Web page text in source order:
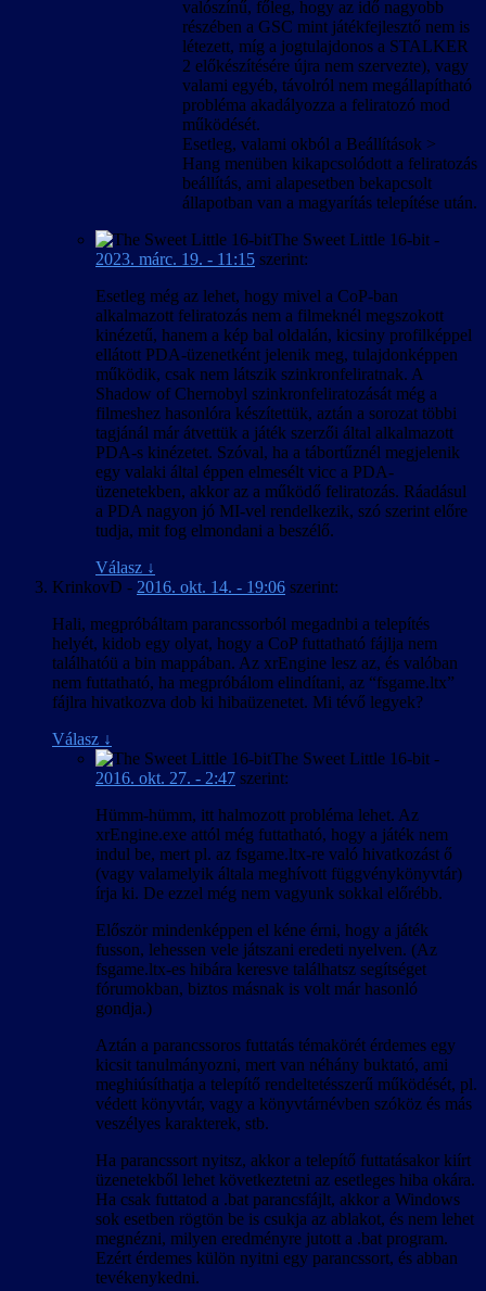
valószínű, főleg, hogy az idő nagyobb
részében a GSC mint játékfejlesztő nem is
létezett, míg a jogtulajdonos a STALKER
2 előkészítésére újra nem szervezte), vagy
valami egyéb, távolról nem megállapítható
probléma akadályozza a feliratozó mod
működését.
Esetleg, valami okból a Beállítások >
Hang menüben kikapcsolódott a feliratozás
beállítás, ami alapesetben bekapcsolt
állapotban van a magyarítás telepítése után.
The Sweet Little 16-bit -
2023. márc. 19. - 11:15 szerint:
Esetleg még az lehet, hogy mivel a CoP-ban
alkalmazott feliratozás nem a filmeknél megszokott
kinézetű, hanem a kép bal oldalán, kicsiny profilképpel
ellátott PDA-üzenetként jelenik meg, tulajdonképpen
működik, csak nem látszik szinkronfeliratnak. A
Shadow of Chernobyl szinkronfeliratozását még a
filmeshez hasonlóra készítettük, aztán a sorozat többi
tagjánál már átvettük a játék szerzői által alkalmazott
PDA-s kinézetet. Szóval, ha a tábortűznél megjelenik
egy valaki által éppen elmesélt vicc a PDA-
üzenetekben, akkor az a működő feliratozás. Ráadásul
a PDA nagyon jó MI-vel rendelkezik, szó szerint előre
tudja, mit fog elmondani a beszélő.
Válasz ↓
KrinkovD - 2016. okt. 14. - 19:06 szerint:
Hali, megpróbáltam parancssorból megadnbi a telepítés
helyét, kidob egy olyat, hogy a CoP futtatható fájlja nem
találhatóü a bin mappában. Az xrEngine lesz az, és valóban
nem futtatható, ha megpróbálom elindítani, az “fsgame.ltx”
fájlra hivatkozva dob ki hibaüzenetet. Mi tévő legyek?
Válasz ↓
The Sweet Little 16-bit -
2016. okt. 27. - 2:47 szerint:
Hümm-hümm, itt halmozott probléma lehet. Az
xrEngine.exe attól még futtatható, hogy a játék nem
indul be, mert pl. az fsgame.ltx-re való hivatkozást ő
(vagy valamelyik általa meghívott függvénykönyvtár)
írja ki. De ezzel még nem vagyunk sokkal előrébb.
Először mindenképpen el kéne érni, hogy a játék
fusson, lehessen vele játszani eredeti nyelven. (Az
fsgame.ltx-es hibára keresve találhatsz segítséget
fórumokban, biztos másnak is volt már hasonló
gondja.)
Aztán a parancssoros futtatás témakörét érdemes egy
kicsit tanulmányozni, mert van néhány buktató, ami
meghiúsíthatja a telepítő rendeltetésszerű működését, pl.
védett könyvtár, vagy a könyvtárnévben szóköz és más
veszélyes karakterek, stb.
Ha parancssort nyitsz, akkor a telepítő futtatásakor kiírt
üzenetekből lehet következtetni az esetleges hiba okára.
Ha csak futtatod a .bat parancsfájlt, akkor a Windows
sok esetben rögtön be is csukja az ablakot, és nem lehet
megnézni, milyen eredményre jutott a .bat program.
Ezért érdemes külön nyitni egy parancssort, és abban
tevékenykedni.